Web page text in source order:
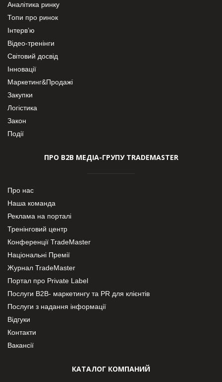
Аналітика ринку
Топи про ринок
Інтерв’ю
Відео-тренінги
Світовий досвід
Інновації
Маркетинг&Продажі
Закупки
Логістика
Закон
Події
ПРО В2В МЕДІА-ГРУПУ TRADEMASTER
Про нас
Наша команда
Реклама на порталі
Тренінговий центр
Конференції TradeMaster
Національні Премії
Журнал TradeMaster
Портал про Private Label
Послуги В2В- маркетингу та PR для клієнтів
Послуги з надання інформації
Відгуки
Контакти
Вакансії
КАТАЛОГ КОМПАНИЙ